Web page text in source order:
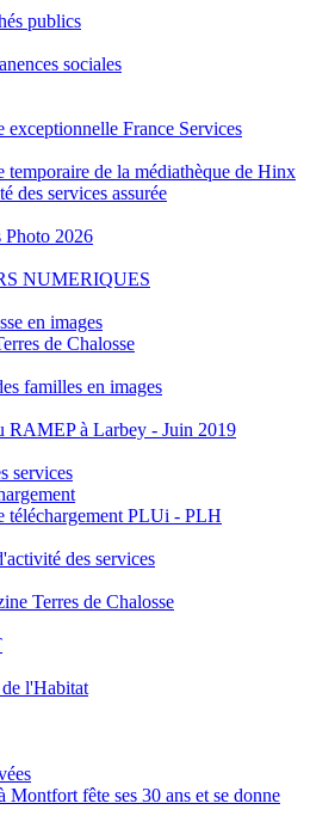
publics
sociales
exceptionnelle France Services
temporaire de la médiathèque de Hinx
des services assurée
Photo 2026
NUMERIQUES
en images
de Chalosse
familles en images
RAMEP à Larbey - Juin 2019
services
téléchargement PLUi - PLH
des services
Terres de Chalosse
l'Habitat
Montfort fête ses 30 ans et se donne